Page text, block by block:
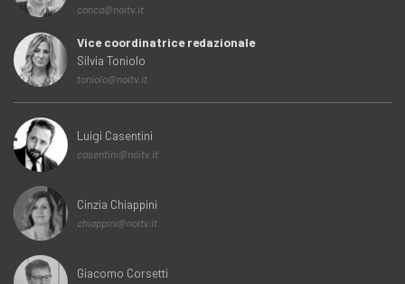
conca@noitv.it
Vice coordinatrice redazionale
Silvia Toniolo
toniolo@noitv.it
Luigi Casentini
casentini@noitv.it
Cinzia Chiappini
chiappini@noitv.it
Giacomo Corsetti